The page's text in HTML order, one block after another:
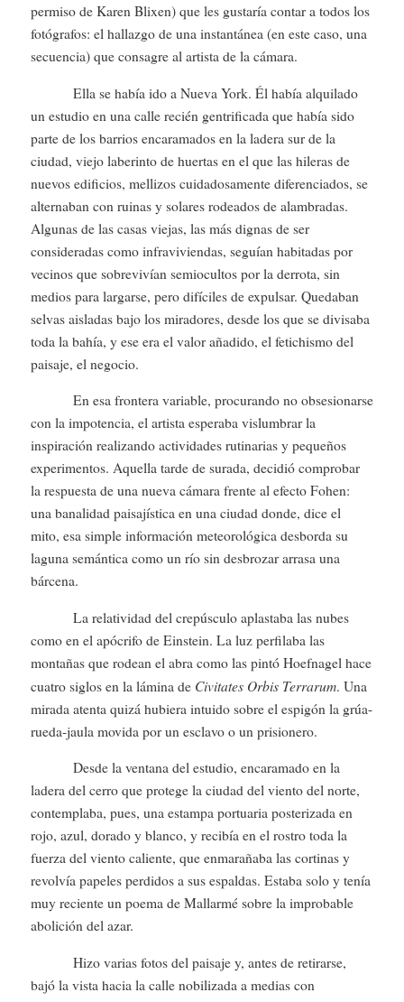
permiso de Karen Blixen) que les gustaría contar a todos los
fotógrafos: el hallazgo de una instantánea (en este caso, una
secuencia) que consagre al artista de la cámara.
Ella se había ido a Nueva York. Él había alquilado
un estudio en una calle recién gentrificada que había sido
parte de los barrios encaramados en la ladera sur de la
ciudad, viejo laberinto de huertas en el que las hileras de
nuevos edificios, mellizos cuidadosamente diferenciados, se
alternaban con ruinas y solares rodeados de alambradas.
Algunas de las casas viejas, las más dignas de ser
consideradas como infraviviendas, seguían habitadas por
vecinos que sobrevivían semiocultos por la derrota, sin
medios para largarse, pero difíciles de expulsar. Quedaban
selvas aisladas bajo los miradores, desde los que se divisaba
toda la bahía, y ese era el valor añadido, el fetichismo del
paisaje, el negocio.
En esa frontera variable, procurando no obsesionarse
con la impotencia, el artista esperaba vislumbrar la
inspiración realizando actividades rutinarias y pequeños
experimentos. Aquella tarde de surada, decidió comprobar
la respuesta de una nueva cámara frente al efecto Fohen:
una banalidad paisajística en una ciudad donde, dice el
mito, esa simple información meteorológica desborda su
laguna semántica como un río sin desbrozar arrasa una
bárcena.
La relatividad del crepúsculo aplastaba las nubes
como en el apócrifo de Einstein. La luz perfilaba las
montañas que rodean el abra como las pintó Hoefnagel hace
cuatro siglos en la lámina de Civitates Orbis Terrarum. Una
mirada atenta quizá hubiera intuido sobre el espigón la grúa-
rueda-jaula movida por un esclavo o un prisionero.
Desde la ventana del estudio, encaramado en la
ladera del cerro que protege la ciudad del viento del norte,
contemplaba, pues, una estampa portuaria posterizada en
rojo, azul, dorado y blanco, y recibía en el rostro toda la
fuerza del viento caliente, que enmarañaba las cortinas y
revolvía papeles perdidos a sus espaldas. Estaba solo y tenía
muy reciente un poema de Mallarmé sobre la improbable
abolición del azar.
Hizo varias fotos del paisaje y, antes de retirarse,
bajó la vista hacia la calle nobilizada a medias con